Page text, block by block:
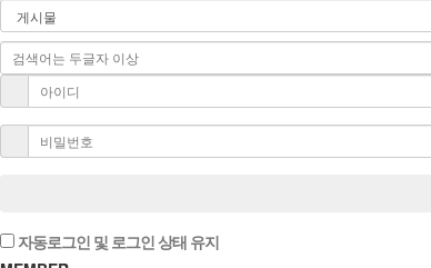
자동로그인 및 로그인 상태 유지